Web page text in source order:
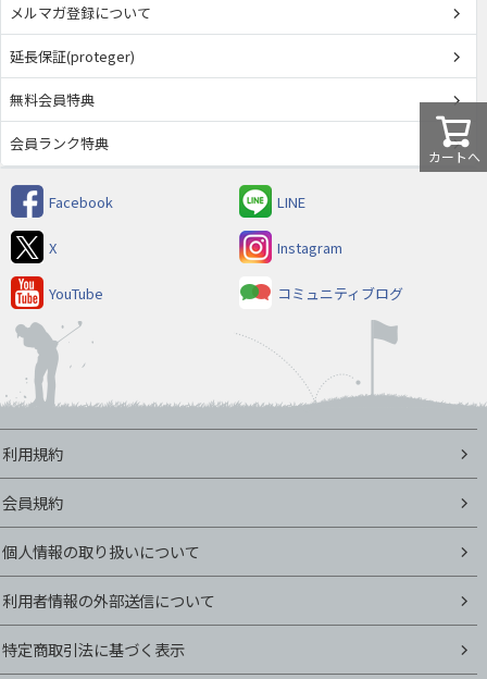
カートへ
メルマガ登録について
延長保証(proteger)
無料会員特典
会員ランク特典
Facebook LINE
X Instagram
YouTube コミュニティブログ
利用規約
会員規約
個人情報の取り扱いについて
利用者情報の外部送信について
特定商取引法に基づく表示